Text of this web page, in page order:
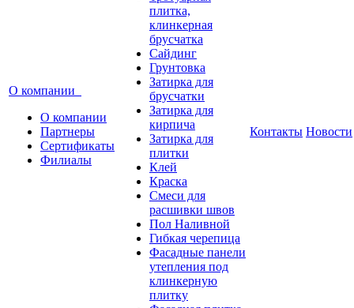
О компании
О компании
Партнеры
Сертификаты
Филиалы
плитка,
клинкерная
брусчатка
Сайдинг
Грунтовка
Затирка для
брусчатки
Затирка для
кирпича
Затирка для
плитки
Клей
Краска
Смеси для
расшивки швов
Пол Наливной
Гибкая черепица
Фасадные панели
утепления под
клинкерную
плитку
Контакты Новости